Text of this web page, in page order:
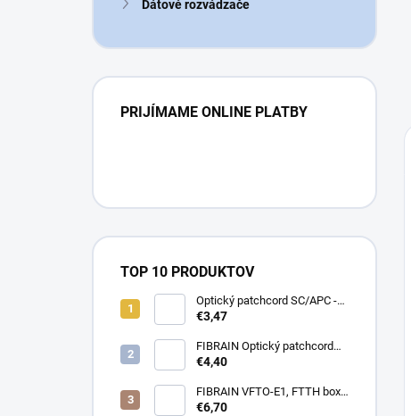
Dátové rozvádzače
PRIJÍMAME ONLINE PLATBY
TOP 10 PRODUKTOV
Optický patchcord SC/APC -
LC/APC 1m simplex, SM,
€3,47
FIBRAIN Optický patchcord
LC/APC - LC/APC 1m, Gold,
€4,40
FIBRAIN VFTO-E1, FTTH box,
1x adaptér SC/APC, 1x pigtail
€6,70